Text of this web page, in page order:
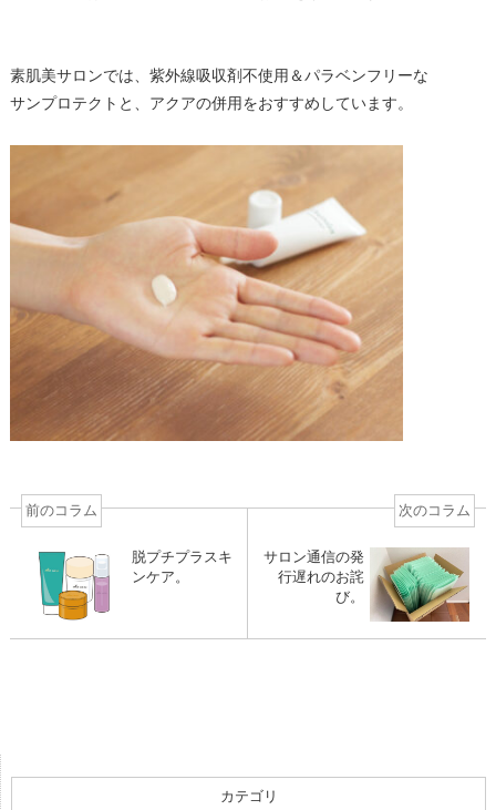
素肌美サロンでは、紫外線吸収剤不使用＆パラベンフリーな
サンプロテクトと、アクアの併用をおすすめしています。
前のコラム
脱プチプラスキ
ンケア。
次のコラム
サロン通信の発
行遅れのお詫
び。
カテゴリ